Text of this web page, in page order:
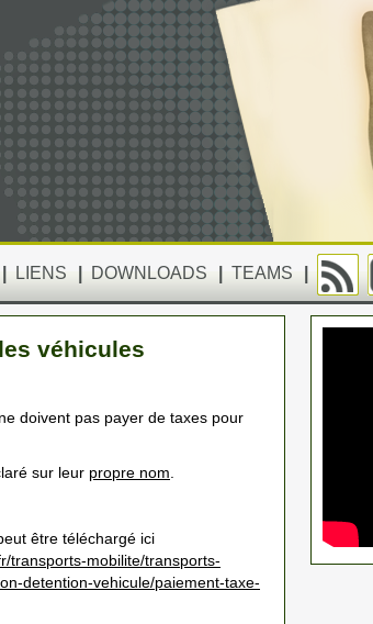
LIENS DOWNLOADS TEAMS
véhicules
ne doivent pas payer de taxes pour
sur leur propre nom
être téléchargé ici
transports-mobilite/transports-
detention-vehicule/paiement-taxe-